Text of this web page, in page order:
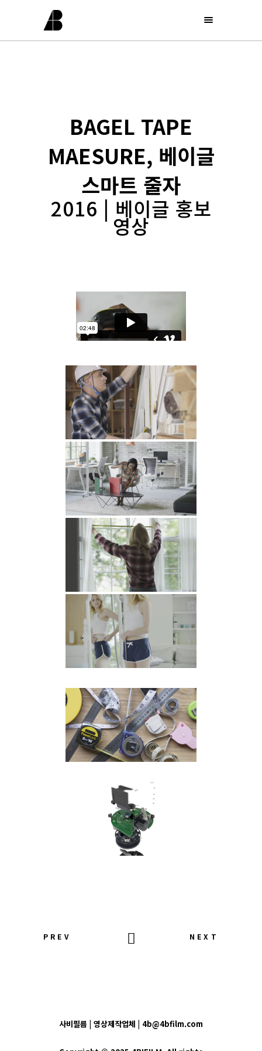
BAGEL TAPE
MAESURE, 베이글
스마트 줄자
2016 | 베이글 홍보
영상
PREV NEXT
사비필름 | 영상제작업체 | 4b@4bfilm.com